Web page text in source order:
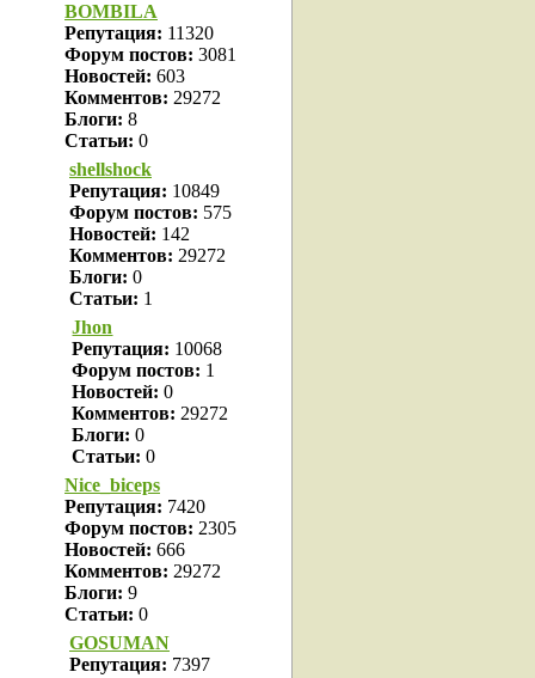
BOMBILA
Репутация: 11320
Форум постов: 3081
Новостей: 603
Комментов: 29272
Блоги: 8
Статьи: 0
shellshock
Репутация: 10849
Форум постов: 575
Новостей: 142
Комментов: 29272
Блоги: 0
Статьи: 1
Jhon
Репутация: 10068
Форум постов: 1
Новостей: 0
Комментов: 29272
Блоги: 0
Статьи: 0
Nice_biceps
Репутация: 7420
Форум постов: 2305
Новостей: 666
Комментов: 29272
Блоги: 9
Статьи: 0
GOSUMAN
Репутация: 7397